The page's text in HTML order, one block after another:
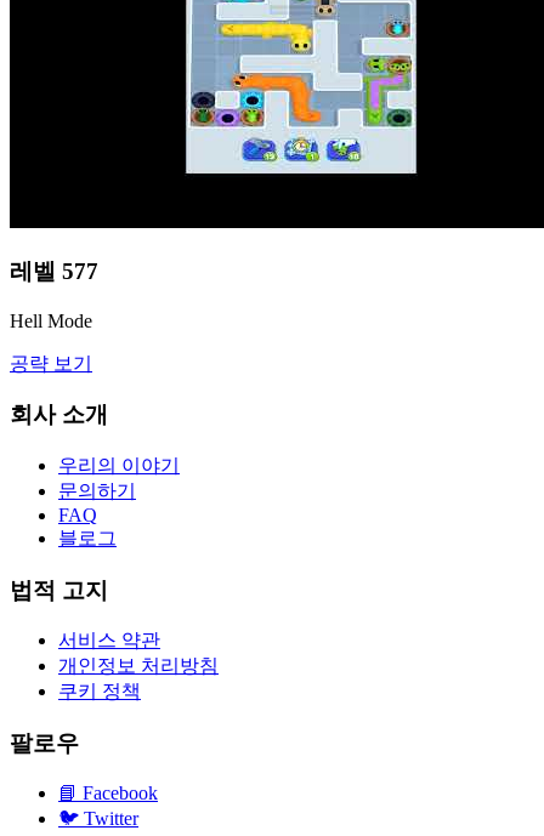
레벨 577
Hell Mode
공략 보기
회사 소개
우리의 이야기
문의하기
FAQ
블로그
법적 고지
서비스 약관
개인정보 처리방침
쿠키 정책
팔로우
📘 Facebook
🐦 Twitter